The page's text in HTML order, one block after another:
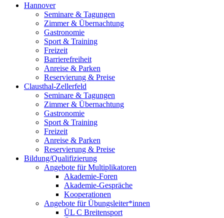
Hannover
Seminare & Tagungen
Zimmer & Übernachtung
Gastronomie
Sport & Training
Freizeit
Barrierefreiheit
Anreise & Parken
Reservierung & Preise
Clausthal-Zellerfeld
Seminare & Tagungen
Zimmer & Übernachtung
Gastronomie
Sport & Training
Freizeit
Anreise & Parken
Reservierung & Preise
Bildung/Qualifizierung
Angebote für Multiplikatoren
Akademie-Foren
Akademie-Gespräche
Kooperationen
Angebote für Übungsleiter*innen
ÜL C Breitensport